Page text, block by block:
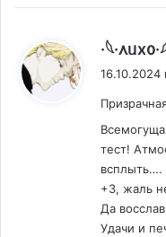
16.10.2024
тест!
всплыть….
+3, жаль
Да
Удачи и